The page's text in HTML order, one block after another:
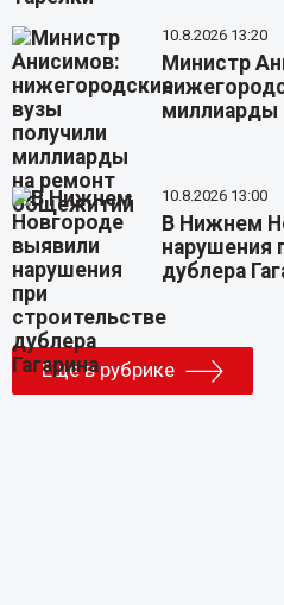
10.8.2026 13:20
Министр
миллиарды
10.8.2026 13:00
В Нижнем
нарушения
дублера
Еще в рубрике